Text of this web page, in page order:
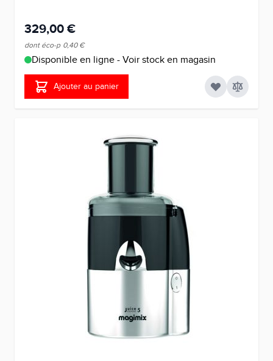
329,00 €
dont éco-p 0,40 €
Disponible en ligne - Voir stock en magasin
Ajouter au panier